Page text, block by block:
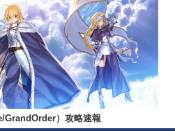
GrandOrder）攻略速報